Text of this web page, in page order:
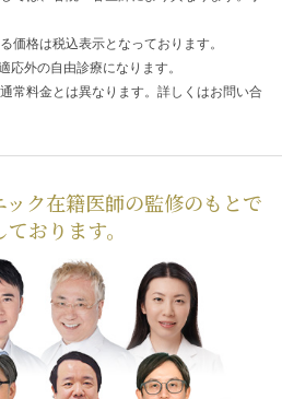
格は税込表示となっております。
外の自由診療になります。
常料金とは異なります。詳しくはお問い合
ク在籍医師の監修のもとで
おります。